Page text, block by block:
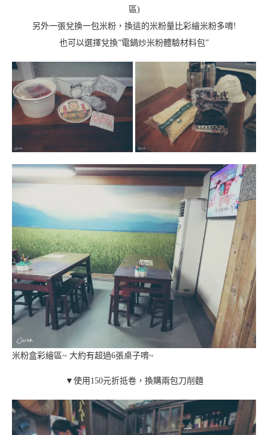
區)
另外一張兌換一包米粉，換這的米粉量比彩繪米粉多唷!
也可以選擇兌換”電鍋炒米粉體驗材料包”
米粉盒彩繪區~ 大約有超過6張桌子唷~
▼使用150元折抵卷，換購兩包刀削麵